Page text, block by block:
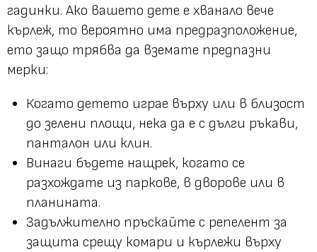
гадинки. Ако вашето дете е хванало вече
кърлеж, то вероятно има предразположение,
ето защо трябва да вземате предпазни
мерки:
Когато детето играе върху или в близост
до зелени площи, нека да е с дълги ръкави,
панталон или клин.
Винаги бъдете нащрек, когато се
разхождате из паркове, в дворове или в
планината.
Задължително пръскайте с репелент за
защита срещу комари и кърлежи върху